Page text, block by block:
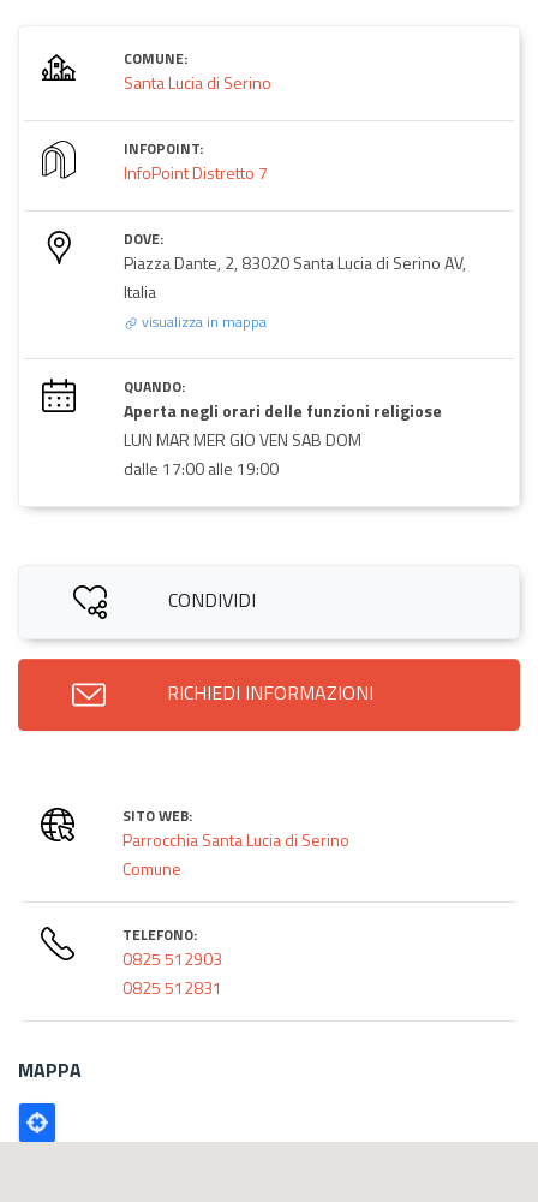
COMUNE:
Santa Lucia di Serino
INFOPOINT:
InfoPoint Distretto 7
DOVE:
Piazza Dante, 2, 83020 Santa Lucia di Serino AV,
Italia
visualizza in mappa
QUANDO:
Aperta negli orari delle funzioni religiose
LUN MAR MER GIO VEN SAB DOM
dalle 17:00 alle 19:00
CONDIVIDI
RICHIEDI INFORMAZIONI
SITO WEB:
Parrocchia Santa Lucia di Serino
Comune
TELEFONO:
0825 512903
0825 512831
MAPPA
Poligono
GEO